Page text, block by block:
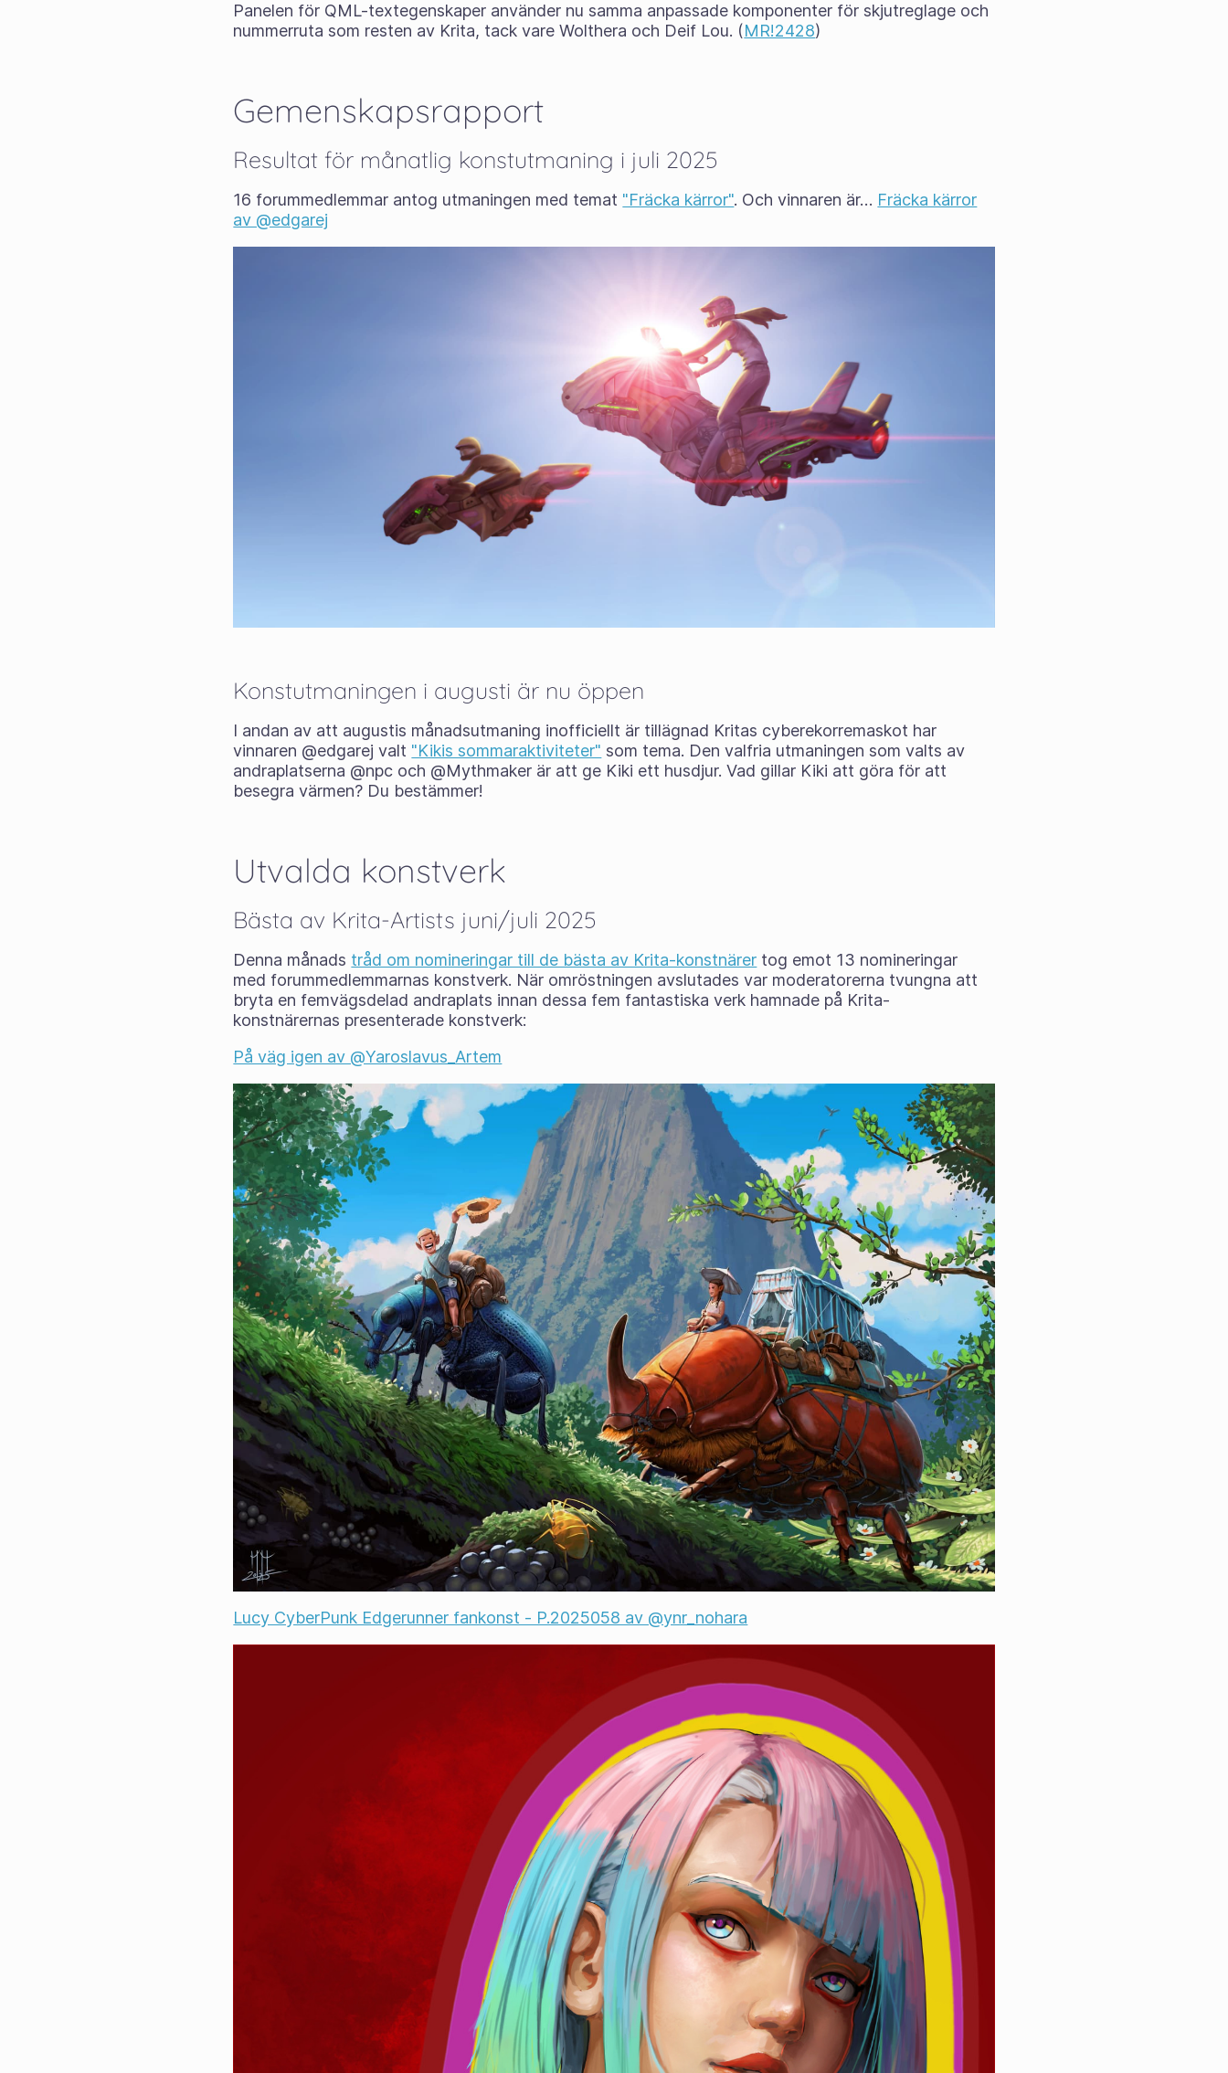
Panelen för QML-textegenskaper använder nu samma anpassade komponenter för skjutreglage och
nummerruta som resten av Krita, tack vare Wolthera och Deif Lou. (MR!2428)
Gemenskapsrapport
Resultat för månatlig konstutmaning i juli 2025
16 forummedlemmar antog utmaningen med temat "Fräcka kärror". Och vinnaren är… Fräcka kärror
av @edgarej
Konstutmaningen i augusti är nu öppen
I andan av att augustis månadsutmaning inofficiellt är tillägnad Kritas cyberekorremaskot har
vinnaren @edgarej valt "Kikis sommaraktiviteter" som tema. Den valfria utmaningen som valts av
andraplatserna @npc och @Mythmaker är att ge Kiki ett husdjur. Vad gillar Kiki att göra för att
besegra värmen? Du bestämmer!
Utvalda konstverk
Bästa av Krita-Artists juni/juli 2025
Denna månads tråd om nomineringar till de bästa av Krita-konstnärer tog emot 13 nomineringar
med forummedlemmarnas konstverk. När omröstningen avslutades var moderatorerna tvungna att
bryta en femvägsdelad andraplats innan dessa fem fantastiska verk hamnade på Krita-
konstnärernas presenterade konstverk:
På väg igen av @Yaroslavus_Artem
Lucy CyberPunk Edgerunner fankonst - P.2025058 av @ynr_nohara